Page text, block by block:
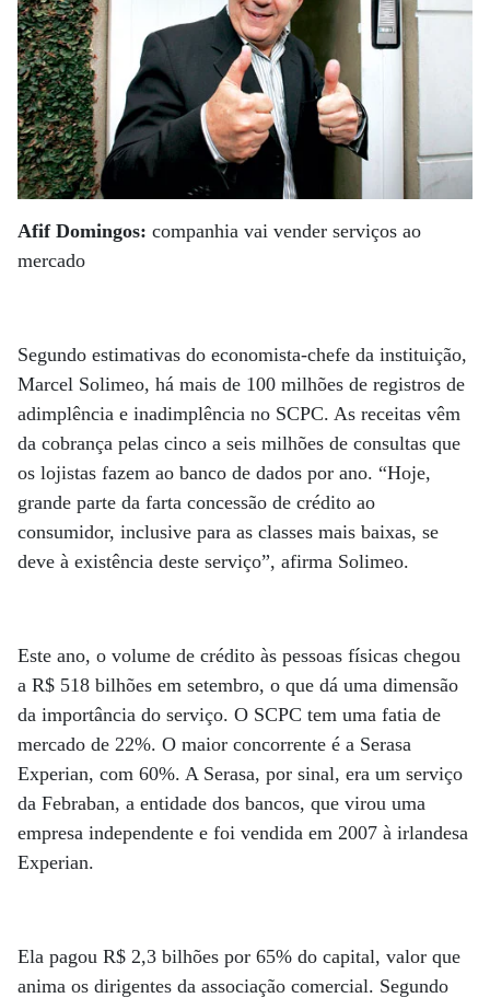
Afif Domingos: companhia vai vender serviços ao
mercado
Segundo estimativas do economista-chefe da instituição,
Marcel Solimeo, há mais de 100 milhões de registros de
adimplência e inadimplência no SCPC. As receitas vêm
da cobrança pelas cinco a seis milhões de consultas que
os lojistas fazem ao banco de dados por ano. “Hoje,
grande parte da farta concessão de crédito ao
consumidor, inclusive para as classes mais baixas, se
deve à existência deste serviço”, afirma Solimeo.
Este ano, o volume de crédito às pessoas físicas chegou
a R$ 518 bilhões em setembro, o que dá uma dimensão
da importância do serviço. O SCPC tem uma fatia de
mercado de 22%. O maior concorrente é a Serasa
Experian, com 60%. A Serasa, por sinal, era um serviço
da Febraban, a entidade dos bancos, que virou uma
empresa independente e foi vendida em 2007 à irlandesa
Experian.
Ela pagou R$ 2,3 bilhões por 65% do capital, valor que
anima os dirigentes da associação comercial. Segundo